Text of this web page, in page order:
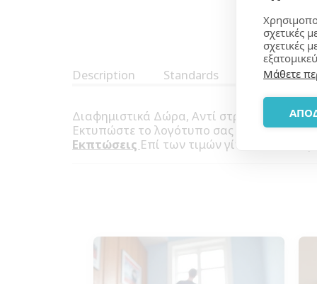
Description Standards
Διαφημιστικά Δώρα, Αντί στρες Μπαλάκι.
Εκτυπώστε το λογότυπο σας και κάντε
Εκπτώσεις Επί των τιμών γίνονται σε
σχετικές
σχετικές
Μάθετε